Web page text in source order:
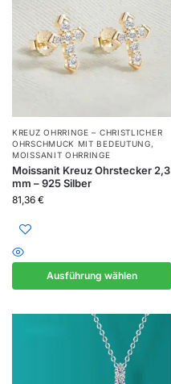
KREUZ OHRRINGE – CHRISTLICHER
OHRSCHMUCK MIT BEDEUTUNG,
MOISSANIT OHRRINGE
Moissanit Kreuz Ohrstecker 2,3
mm – 925 Silber
81,36 €
Ausführung wählen